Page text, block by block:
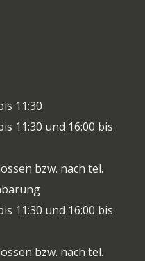
11:30
11:30 und 16:00 bis
bzw. nach tel.
11:30 und 16:00 bis
bzw. nach tel.